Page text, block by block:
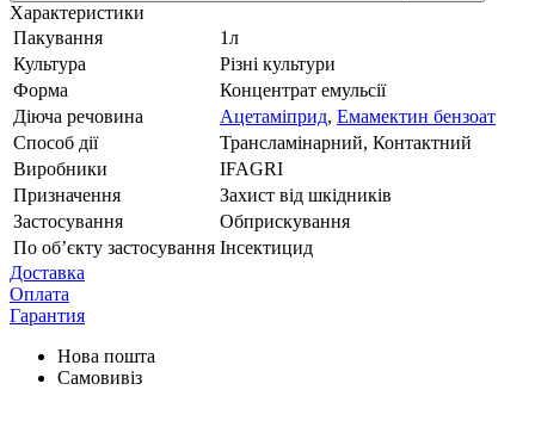
Характеристики
Пакування
1л
Культура
Різні культури
Форма
Концентрат емульсії
Діюча речовина
Ацетаміприд, Емамектин бензоат
Способ дії
Трансламінарний, Контактний
Виробники
IFAGRI
Призначення
Захист від шкідників
Застосування
Обприскування
По обʼєкту застосування Інсектицид
Доставка
Оплата
Гарантия
Нова пошта
Самовивіз